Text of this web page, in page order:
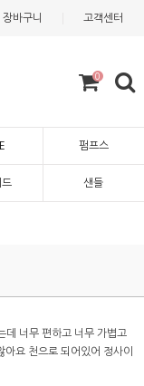
장바구니 고객센터
0
펌프스
드 샌들
데 너무 편하고 너무 가볍고
요 천으로 되어있어 정사이